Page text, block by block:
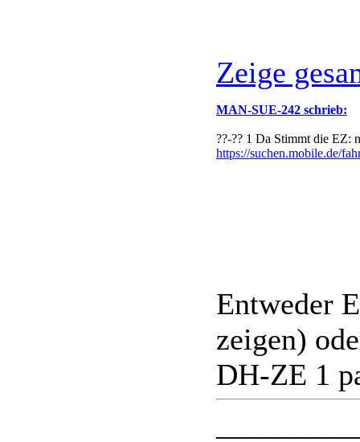
Zeige
MAN-SUE-242 schrieb:
??-?? 1 Da Stimmt die EZ:
https://suchen.mobile.de/
Entweder
zeigen)
DH-ZE 1